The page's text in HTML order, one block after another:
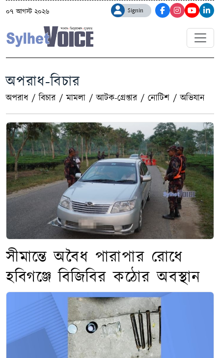
০৭ আগস্ট ২০২৬ Signin
অপরাধ-বিচার
অপরাধ/বিচার/মামলা /আটক-গ্রেপ্তার/ নোটিশ /অভিযান
সীমান্তে অবৈধ পারাপার রোধে
হবিগঞ্জে বিজিবির কঠোর অবস্থান